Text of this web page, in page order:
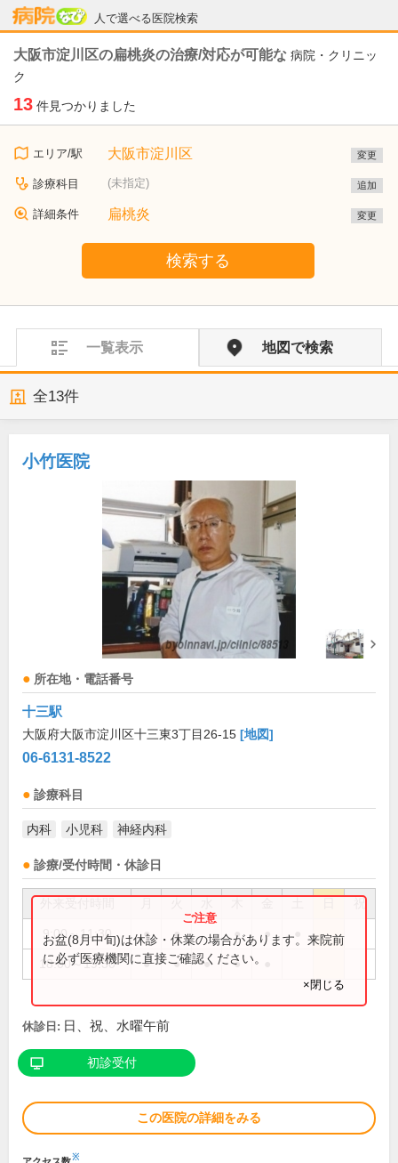
人で選べる医院検索
病院なび
大阪市淀川区の扁桃炎の治療/対応が可能な 病院・クリニッ
ク
13 件見つかりました
エリア/駅 大阪市淀川区 変更
診療科目 (未指定) 追加
詳細条件 扁桃炎 変更
検索する
一覧表示 地図で検索
全13件
小竹医院
所在地・電話番号
十三駅
大阪府大阪市淀川区十三東3丁目26-15 [地図]
06-6131-8522
診療科目
内科 小児科 神経内科
診療/受付時間・休診日
祝
9:00～11:30 ● ● ● ●
18:00～19:30 ● ● ● ●
お盆(8月中旬)は休診・休業の場合があります。来院前
に必ず医療機関に直接ご確認ください。
×閉じる
休診日: 日、祝、水曜午前
初診受付
この医院の詳細をみる
※